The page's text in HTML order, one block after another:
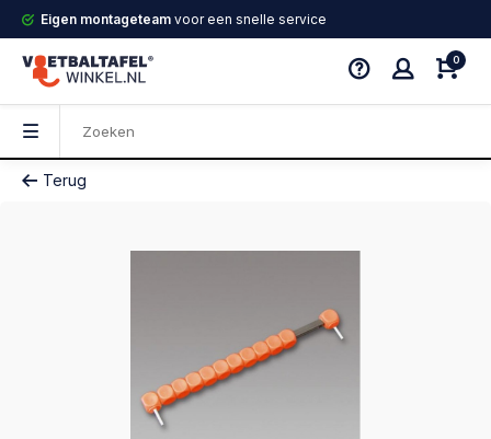
Eigen montageteam voor een snelle service
0
Terug